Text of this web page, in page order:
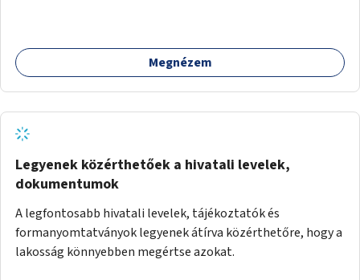
Megnézem
Legyenek közérthetőek a hivatali levelek,
dokumentumok
A legfontosabb hivatali levelek, tájékoztatók és
formanyomtatványok legyenek átírva közérthetőre, hogy a
lakosság könnyebben megértse azokat.